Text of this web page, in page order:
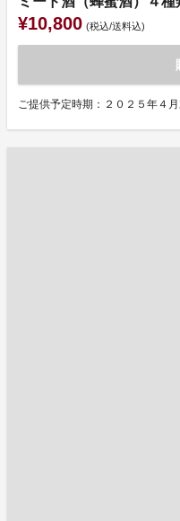
¥10,800 (税込/送料込)
ご提供予定時期：２０２５年４